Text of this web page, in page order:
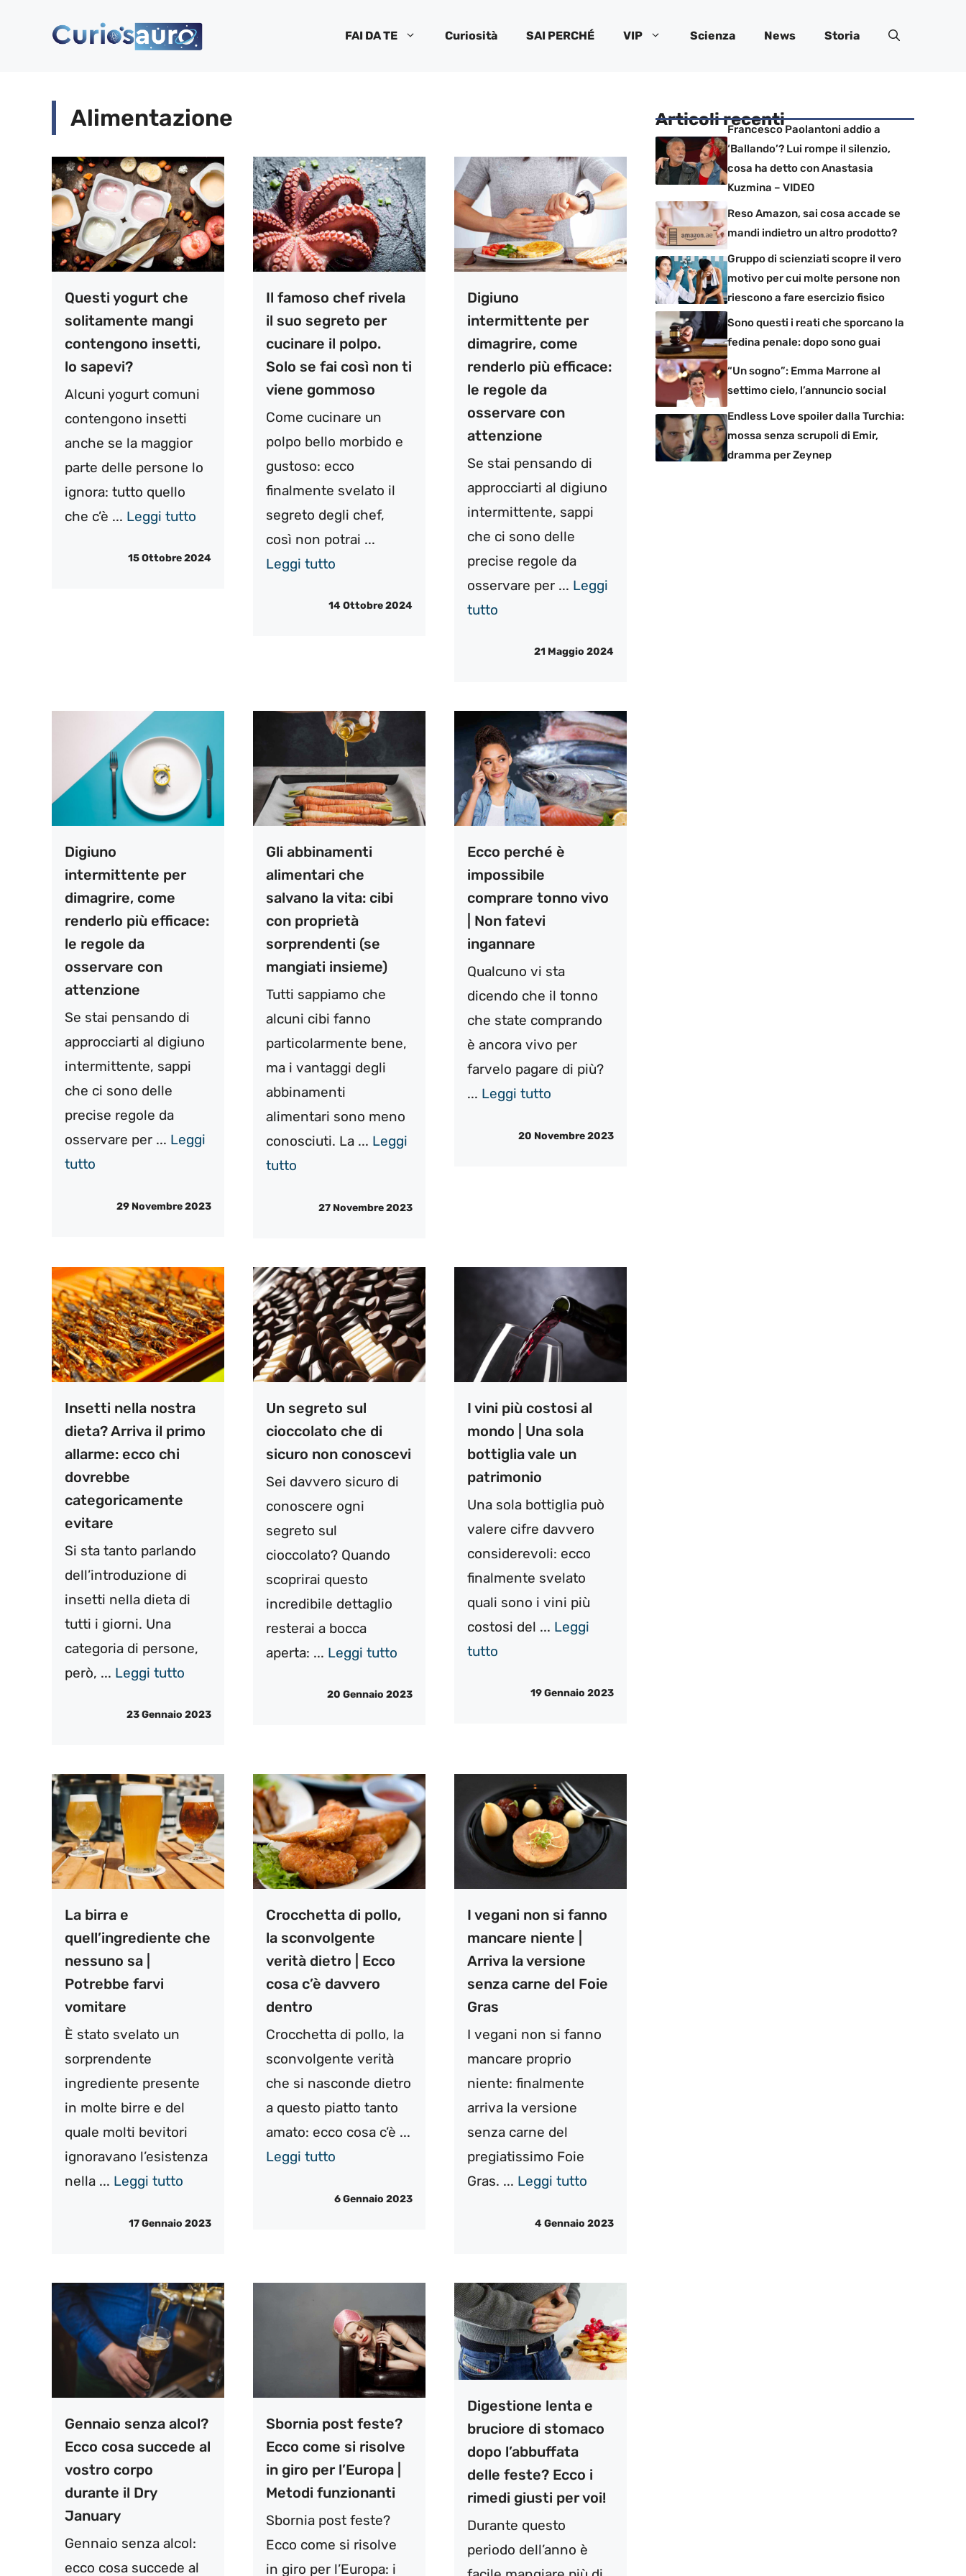
FAI DA TE Curiosità SAI PERCHÉ VIP Scienza News Storia
Alimentazione
Questi yogurt che
solitamente mangi
contengono insetti,
lo sapevi?
Alcuni yogurt comuni
contengono insetti
anche se la maggior
parte delle persone lo
ignora: tutto quello
che c’è ... Leggi tutto
15 Ottobre 2024
Il famoso chef rivela
il suo segreto per
cucinare il polpo.
Solo se fai così non ti
viene gommoso
Come cucinare un
polpo bello morbido e
gustoso: ecco
finalmente svelato il
segreto degli chef,
così non potrai ...
Leggi tutto
14 Ottobre 2024
Digiuno
intermittente per
dimagrire, come
renderlo più efficace:
le regole da
osservare con
attenzione
Se stai pensando di
approcciarti al digiuno
intermittente, sappi
che ci sono delle
precise regole da
osservare per ... Leggi
tutto
21 Maggio 2024
Digiuno
intermittente per
dimagrire, come
renderlo più efficace:
le regole da
osservare con
attenzione
Se stai pensando di
approcciarti al digiuno
intermittente, sappi
che ci sono delle
precise regole da
osservare per ... Leggi
tutto
29 Novembre 2023
Gli abbinamenti
alimentari che
salvano la vita: cibi
con proprietà
sorprendenti (se
mangiati insieme)
Tutti sappiamo che
alcuni cibi fanno
particolarmente bene,
ma i vantaggi degli
abbinamenti
alimentari sono meno
conosciuti. La ... Leggi
tutto
27 Novembre 2023
Ecco perché è
impossibile
comprare tonno vivo
| Non fatevi
ingannare
Qualcuno vi sta
dicendo che il tonno
che state comprando
è ancora vivo per
farvelo pagare di più?
... Leggi tutto
20 Novembre 2023
Insetti nella nostra
dieta? Arriva il primo
allarme: ecco chi
dovrebbe
categoricamente
evitare
Si sta tanto parlando
dell’introduzione di
insetti nella dieta di
tutti i giorni. Una
categoria di persone,
però, ... Leggi tutto
23 Gennaio 2023
Un segreto sul
cioccolato che di
sicuro non conoscevi
Sei davvero sicuro di
conoscere ogni
segreto sul
cioccolato? Quando
scoprirai questo
incredibile dettaglio
resterai a bocca
aperta: ... Leggi tutto
20 Gennaio 2023
I vini più costosi al
mondo | Una sola
bottiglia vale un
patrimonio
Una sola bottiglia può
valere cifre davvero
considerevoli: ecco
finalmente svelato
quali sono i vini più
costosi del ... Leggi
tutto
19 Gennaio 2023
La birra e
quell’ingrediente che
nessuno sa |
Potrebbe farvi
vomitare
È stato svelato un
sorprendente
ingrediente presente
in molte birre e del
quale molti bevitori
ignoravano l’esistenza
nella ... Leggi tutto
17 Gennaio 2023
Crocchetta di pollo,
la sconvolgente
verità dietro | Ecco
cosa c’è davvero
dentro
Crocchetta di pollo, la
sconvolgente verità
che si nasconde dietro
a questo piatto tanto
amato: ecco cosa c’è ...
Leggi tutto
6 Gennaio 2023
I vegani non si fanno
mancare niente |
Arriva la versione
senza carne del Foie
Gras
I vegani non si fanno
mancare proprio
niente: finalmente
arriva la versione
senza carne del
pregiatissimo Foie
Gras. ... Leggi tutto
4 Gennaio 2023
Gennaio senza alcol?
Ecco cosa succede al
vostro corpo
durante il Dry
January
Gennaio senza alcol:
ecco cosa succede al
Sbornia post feste?
Ecco come si risolve
in giro per l’Europa |
Metodi funzionanti
Sbornia post feste?
Ecco come si risolve
in giro per l’Europa: i
Digestione lenta e
bruciore di stomaco
dopo l’abbuffata
delle feste? Ecco i
rimedi giusti per voi!
Durante questo
periodo dell’anno è
Articoli recentiFrancesco Paolantoni addio a
‘Ballando’? Lui rompe il silenzio,
cosa ha detto con Anastasia
Kuzmina – VIDEO
Reso Amazon, sai cosa accade se
mandi indietro un altro prodotto?
Gruppo di scienziati scopre il vero
motivo per cui molte persone non
riescono a fare esercizio fisico
Sono questi i reati che sporcano la
fedina penale: dopo sono guai
“Un sogno”: Emma Marrone al
settimo cielo, l’annuncio social
Endless Love spoiler dalla Turchia:
mossa senza scrupoli di Emir,
dramma per Zeynep